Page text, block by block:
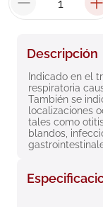
Descripción
Indicado en el
respiratoria
También se
localizaciones
tales como
blandos,
cerave
7. isdin
8. roche posay
9. megacistin
10.pañales